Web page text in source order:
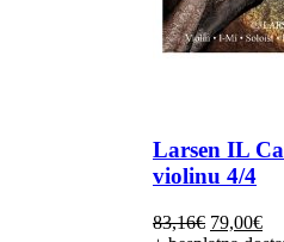
Larsen IL
violinu 4/4
83,16€ Izvorna
79,00€